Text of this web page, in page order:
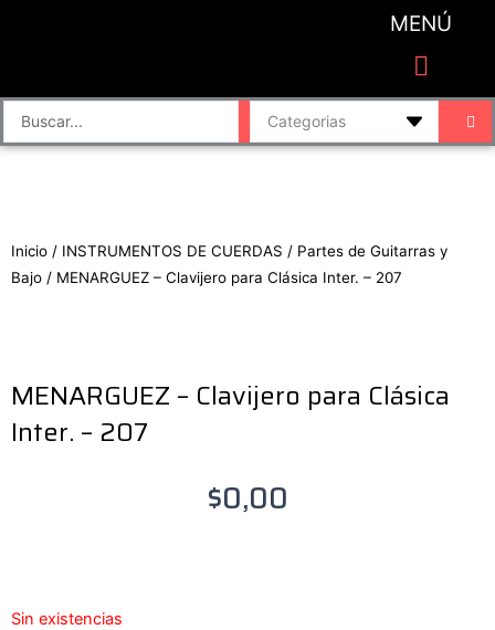
MENÚ
Search
...
Inicio / INSTRUMENTOS DE CUERDAS / Partes de Guitarras y
Bajo / MENARGUEZ – Clavijero para Clásica Inter. – 207
MENARGUEZ – Clavijero para Clásica
Inter. – 207
$0,00
Sin existencias